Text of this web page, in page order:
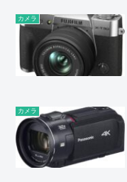
カメラ
カメラ